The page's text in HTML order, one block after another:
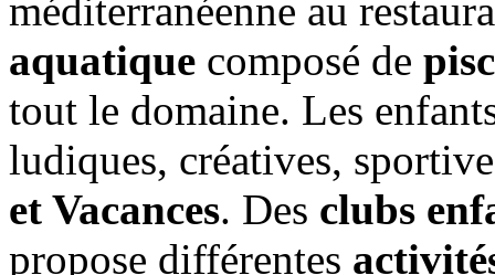
méditerranéenne au
aquatique composé de
tout le domaine. Les
ludiques, créatives,
et Vacances. Des clubs
propose différentes